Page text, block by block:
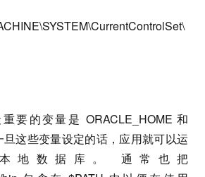
要的变量是 ORACLE_HOME 和
这些变量设定的话，应用就可以运
地数据库。 通常也把